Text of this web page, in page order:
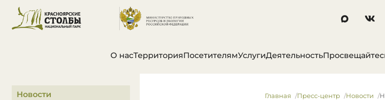
О насТерриторияПосетителямУслугиДеятельность
В этом разделе
Новости Главная Пресс-центр Новости